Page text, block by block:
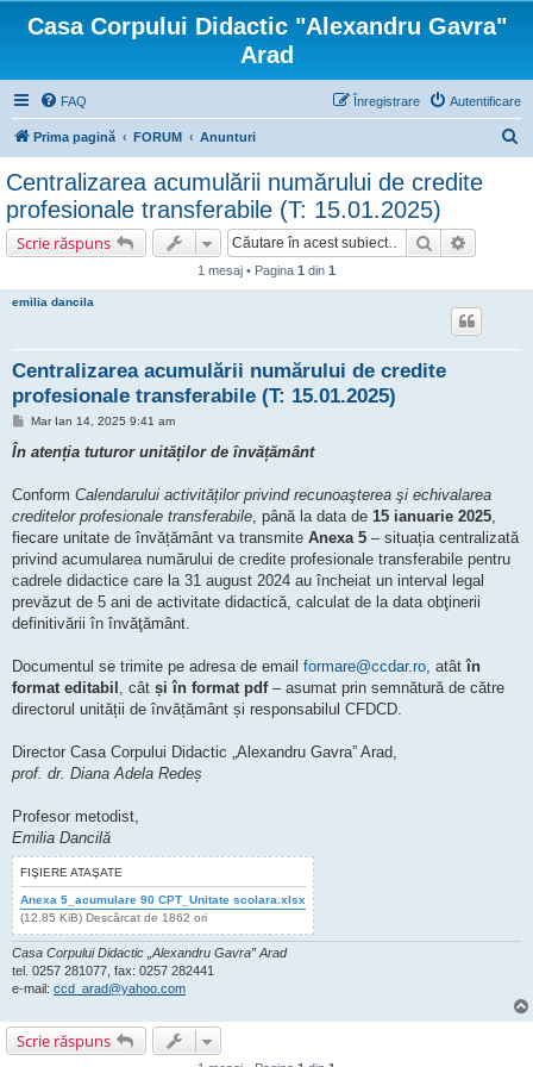
Casa Corpului Didactic "Alexandru Gavra"
Arad
FAQ Autentificare
Înregistrare
Prima pagină FORUM Anunturi
Centralizarea acumulării numărului de credite
profesionale transferabile (T: 15.01.2025)
Scrie răspuns Căutare
1 mesaj • Pagina 1 din 1
emilia dancila
Centralizarea acumulării numărului de credite
profesionale transferabile (T: 15.01.2025)
M
s
Mar Ian 14, 2025 9:41 am
În atenția tuturor unităților de învățământ
Conform Calendarului activităților privind recunoaşterea şi echivalarea
creditelor profesionale transferabile, până la data de 15 ianuarie 2025,
fiecare unitate de învățământ va transmite Anexa 5 – situația centralizată
privind acumularea numărului de credite profesionale transferabile pentru
cadrele didactice care la 31 august 2024 au încheiat un interval legal
prevăzut de 5 ani de activitate didactică, calculat de la data obţinerii
definitivării în învăţământ.
Documentul se trimite pe adresa de email formare@ccdar.ro, atâtîn
format editabil , cât și în format pdf– asumat prin semnătură de către
directorul unității de învățământ și responsabilul CFDCD.
Director Casa Corpului Didactic „Alexandru Gavra” Arad,
prof. dr. Diana Adela Redeș
Profesor metodist,
Emilia Dancilă
FIŞIERE ATAŞATE
Anexa 5_acumulare 90 CPT_Unitate scolara.xlsx
(12.85 KiB) Descărcat de 1862 ori
Casa Corpului Didactic „Alexandru Gavra” Arad
tel. 0257 281077, fax: 0257 282441
e-mail: ccd_arad@yahoo.com
Scrie răspuns